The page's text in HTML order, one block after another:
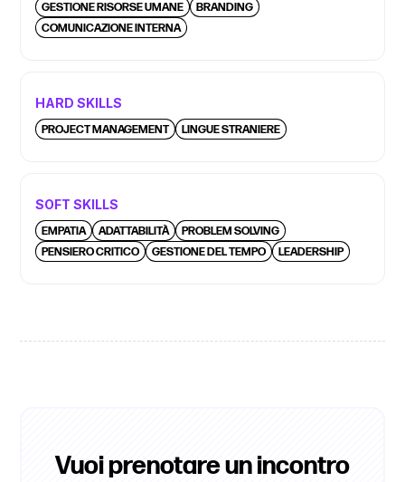
GESTIONE RISORSE UMANE
BRANDING
COMUNICAZIONE INTERNA
HARD SKILLS
PROJECT MANAGEMENT LINGUE STRANIERE
SOFT SKILLS
EMPATIA ADATTABILITÀ
PROBLEM SOLVING
PENSIERO CRITICO
GESTIONE DEL TEMPO LEADERSHIP
Vuoi prenotare un incontro